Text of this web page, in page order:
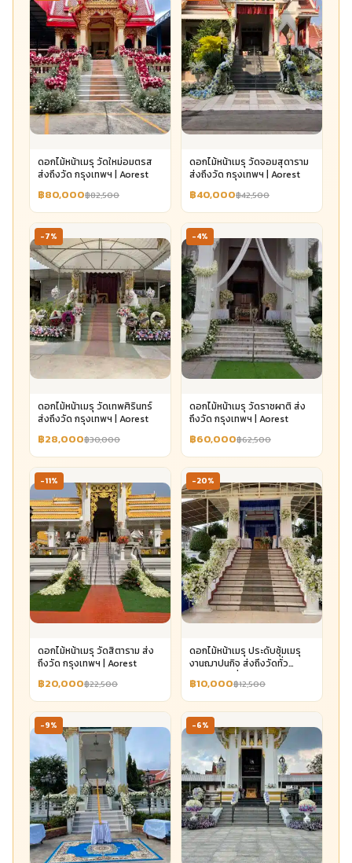
ดอกไม้หน้าเมรุ วัดใหม่อมตรส
ส่งถึงวัด กรุงเทพฯ | Aorest
฿80,000฿82,500
ดอกไม้หน้าเมรุ วัดจอมสุดาราม
ส่งถึงวัด กรุงเทพฯ | Aorest
฿40,000฿42,500
-7%
ดอกไม้หน้าเมรุ วัดเทพศิรินทร์
ส่งถึงวัด กรุงเทพฯ | Aorest
฿28,000฿30,000
-4%
ดอกไม้หน้าเมรุ วัดราชผาติ ส่ง
ถึงวัด กรุงเทพฯ | Aorest
฿60,000฿62,500
-11%
ดอกไม้หน้าเมรุ วัดสิตาราม ส่ง
ถึงวัด กรุงเทพฯ | Aorest
฿20,000฿22,500
-20%
ดอกไม้หน้าเมรุ ประดับซุ้มเมรุ
งานฌาปนกิจ ส่งถึงวัดทั่ว
กรุงเทพฯ เริ่ม 10,000 | Aorest
฿10,000฿12,500
-9% -6%